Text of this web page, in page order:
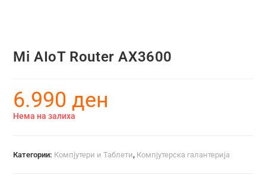
Mi AIoT Router AX3600
6.990ден
Нема на залиха
Категории: Компјутери и Таблети, Компјутерска галантерија